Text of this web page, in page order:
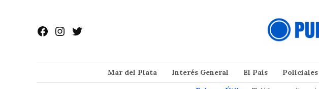
contenido
Facebook
Instagram
Twitter
Mar del Plata Interés General El País Policiales